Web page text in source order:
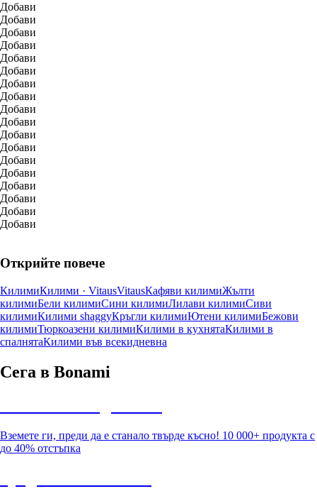
Добави
Добави
Добави
Добави
Добави
Добави
Добави
Добави
Добави
Добави
Добави
Добави
Добави
Добави
Добави
Добави
Добави
Добави
Открийте повече
КилимиКилими · VitausVitausКафяви килимиЖълти
килимиБели килимиСини килимиЛилави килимиСиви
килимиКилими shaggyКръгли килимиЮтени килимиБежови
килимиТюркоазени килимиКилими в кухнятаКилими в
спалнятаКилими във всекидневна
Сега в Bonami
Вземете ги, преди да е станало твърде късно! 10 000+ продукта с
до 40% отстъпка